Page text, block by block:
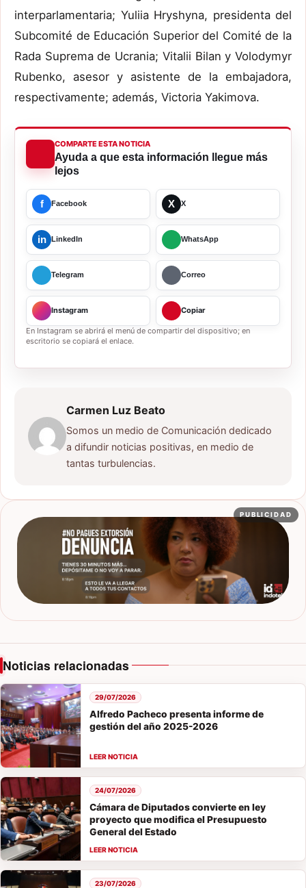
interparlamentaria; Yuliia Hryshyna, presidenta del
Subcomité de Educación Superior del Comité de la
Rada Suprema de Ucrania; Vitalii Bilan y Volodymyr
Rubenko, asesor y asistente de la embajadora,
respectivamente; además, Victoria Yakimova.
COMPARTE ESTA NOTICIA
Ayuda a que esta información llegue más
lejos
f Facebook X X
in LinkedIn WhatsApp
Telegram Correo
Instagram Copiar
En Instagram se abrirá el menú de compartir del dispositivo; en
escritorio se copiará el enlace.
Carmen Luz Beato
Somos un medio de Comunicación dedicado
a difundir noticias positivas, en medio de
tantas turbulencias.
PUBLICIDAD
Noticias relacionadas
Alfredo Pacheco presenta informe de
gestión del año 2025-2026
29/07/2026
Cámara de Diputados convierte en ley
proyecto que modifica el Presupuesto
General del Estado
24/07/2026
23/07/2026